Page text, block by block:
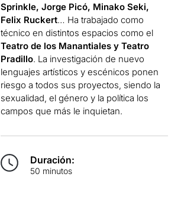
Sprinkle, Jorge Picó, Minako Seki,
Felix Ruckert… Ha trabajado como
técnico en distintos espacios como el
Teatro de los Manantiales y Teatro
Pradillo. La investigación de nuevo
lenguajes artísticos y escénicos ponen
riesgo a todos sus proyectos, siendo la
sexualidad, el género y la política los
campos que más le inquietan.
Duración:
50 minutos